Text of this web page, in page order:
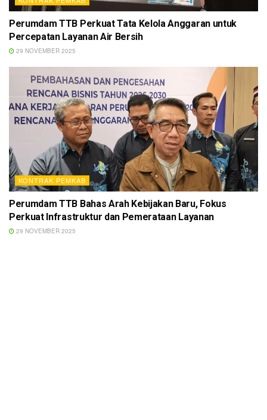
Perumdam TTB Perkuat Tata Kelola Anggaran untuk
Percepatan Layanan Air Bersih
29 NOVEMBER 2025
KONTRAK PEMKAB
Perumdam TTB Bahas Arah Kebijakan Baru, Fokus
Perkuat Infrastruktur dan Pemerataan Layanan
29 NOVEMBER 2025